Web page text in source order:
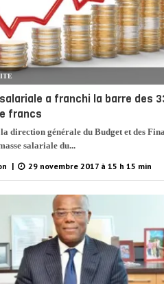
a franchi la barre des
francs
direction générale du Budget et des
salariale du...
29 novembre 2017 à 15 h 15 min